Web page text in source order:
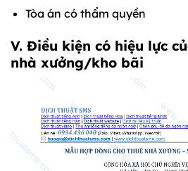
Tòa án có thẩm quyền
V. Điều kiện có hiệu lực
nhà xưởng/kho bãi